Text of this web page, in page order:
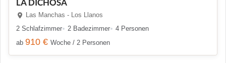
LA DICHOSA
Las Manchas - Los Llanos
2 Schlafzimmer
2 Badezimmer
4 Personen
ab 910 € Woche / 2 Personen